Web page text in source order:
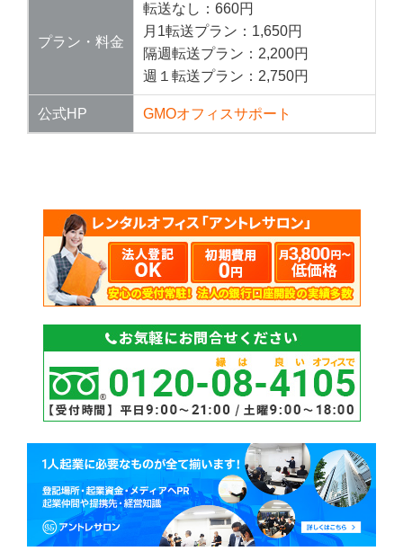
プラン・料金
転送なし：660円
月1転送プラン：1,650円
隔週転送プラン：2,200円
週１転送プラン：2,750円
公式HP GMOオフィスサポート